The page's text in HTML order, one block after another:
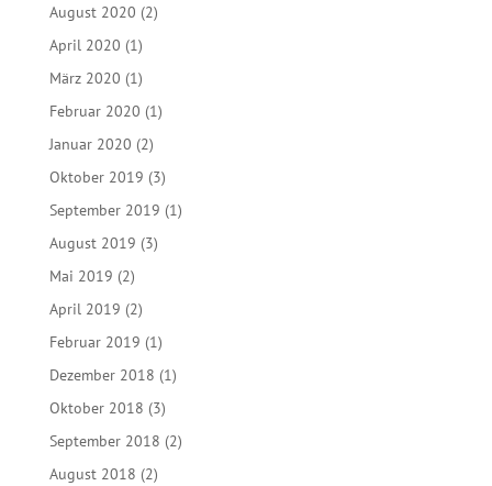
August 2020 (2)
April 2020 (1)
März 2020 (1)
Februar 2020 (1)
Januar 2020 (2)
Oktober 2019 (3)
September 2019 (1)
August 2019 (3)
Mai 2019 (2)
April 2019 (2)
Februar 2019 (1)
Dezember 2018 (1)
Oktober 2018 (3)
September 2018 (2)
August 2018 (2)